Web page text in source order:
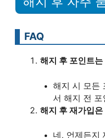
FAQ
해지 후 포인트
해지 시 모든
서 해지 전
해지 후 재가입
네, 언제든지